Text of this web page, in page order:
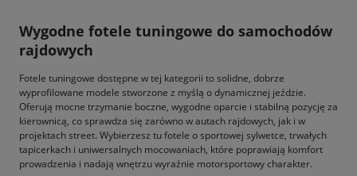
Wygodne fotele tuningowe do samochodów
rajdowych
Fotele tuningowe dostępne w tej kategorii to solidne, dobrze
wyprofilowane modele stworzone z myślą o dynamicznej jeździe.
Oferują mocne trzymanie boczne, wygodne oparcie i stabilną pozycję za
kierownicą, co sprawdza się zarówno w autach rajdowych, jak i w
projektach street. Wybierzesz tu fotele o sportowej sylwetce, trwałych
tapicerkach i uniwersalnych mocowaniach, które poprawiają komfort
prowadzenia i nadają wnętrzu wyraźnie motorsportowy charakter.